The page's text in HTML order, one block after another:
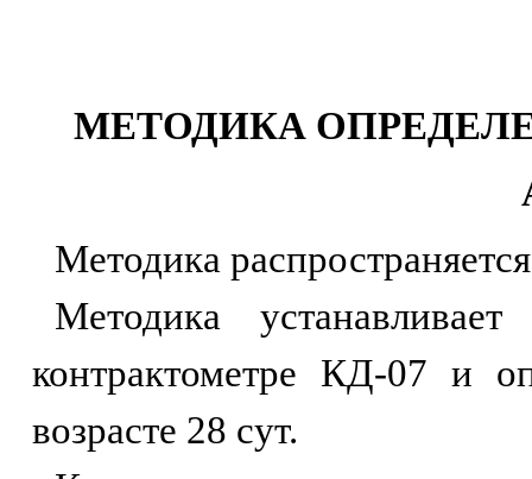
МЕТОДИКА
Методика
Методика
контрактометре КД-07 и
возрасте 28 сут.